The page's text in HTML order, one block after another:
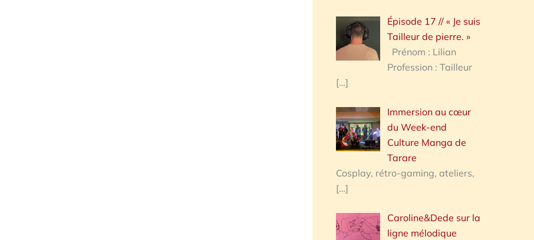
Épisode 17 // « Je suis
Tailleur de pierre. »
Prénom : Lilian
Profession : Tailleur
[…]
Immersion au cœur
du Week-end
Culture Manga de
Tarare
Cosplay, rétro-gaming, ateliers,
[…]
Caroline&Dede sur la
ligne mélodique